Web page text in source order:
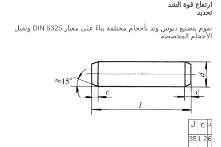
ارتفاع قوة الشد
تحديد
نقوم بتصنيع دبوس وتد بأحجام مختلفة بناءً على معيار DIN 6325 ونقبل
الأحجام المخصصة
د ج
ل
6
1.2
35